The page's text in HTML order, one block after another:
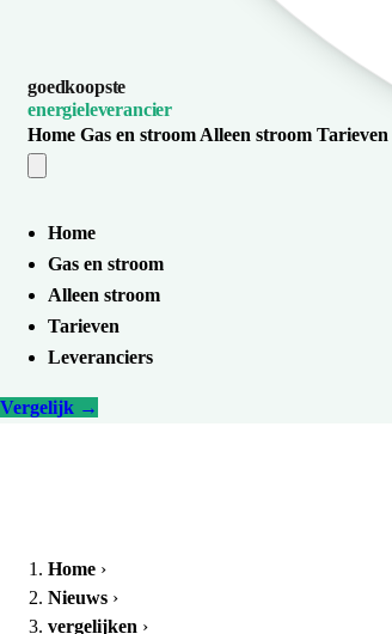
goedkoopste
energieleverancier
Home Gas en stroom Alleen stroom Tarieven
Home
Gas en stroom
Alleen stroom
Tarieven
Leveranciers
Vergelijk →
Home ›
Nieuws ›
vergelijken ›